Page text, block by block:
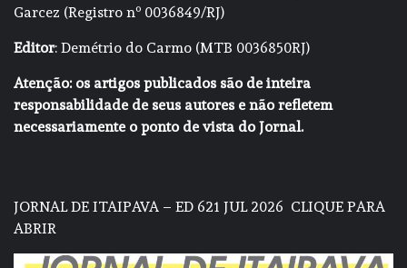
Garcez (Registro nº 0036849/RJ)
Editor: Demétrio do Carmo (MTB 0036850RJ)
Atenção: os artigos publicados são de inteira
responsabilidade de seus autores e não refletem
necessariamente o ponto de vista do Jornal.
JORNAL DE ITAIPAVA – ED 621 JUL 2026 CLIQUE PARA
ABRIR